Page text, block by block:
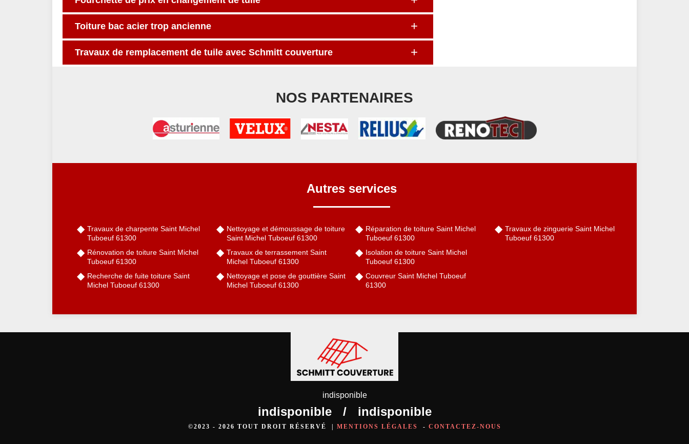
Toiture bac acier trop ancienne
Travaux de remplacement de tuile avec Schmitt couverture
NOS PARTENAIRES
Autres services
Travaux de charpente Saint Michel
Tuboeuf 61300
Rénovation de toiture Saint Michel
Tuboeuf 61300
Recherche de fuite toiture Saint
Michel Tuboeuf 61300
Nettoyage et démoussage de toiture
Saint Michel Tuboeuf 61300
Travaux de terrassement Saint
Michel Tuboeuf 61300
Nettoyage et pose de gouttière Saint
Michel Tuboeuf 61300
Réparation de toiture Saint Michel
Tuboeuf 61300
Isolation de toiture Saint Michel
Tuboeuf 61300
Couvreur Saint Michel Tuboeuf
61300
Travaux de zinguerie Saint Michel
Tuboeuf 61300
indisponible
indisponible / indisponible
©2023 - 2026 TOUT DROIT RÉSERVÉ | MENTIONS LÉGALES - CONTACTEZ-NOUS